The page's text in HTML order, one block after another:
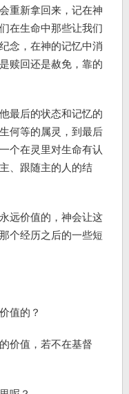
重新拿回来，记在神
在生命中那些让我们
念，在神的记忆中消
赎回还是赦免，靠的
最后的状态和记忆的
何等的属灵，到最后
个在灵里对生命有认
、跟随主的人的结
远价值的，神会让这
个经历之后的一些短
值的？
价值，若不在基督